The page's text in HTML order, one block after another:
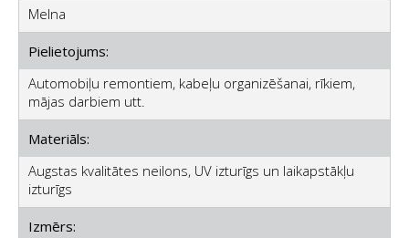
Melna
Pielietojums:
Automobiļu remontiem, kabeļu organizēšanai, rīkiem,
mājas darbiem utt.
Materiāls:
Augstas kvalitātes neilons, UV izturīgs un laikapstākļu
izturīgs
Izmērs: